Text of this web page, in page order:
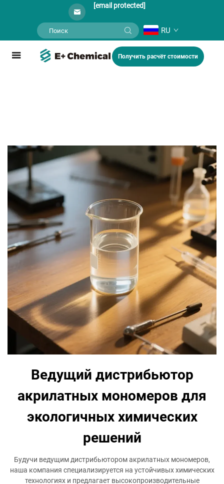
[email protected]
RU
Получить расчёт стоимости
Ведущий дистрибьютор
акрилатных мономеров для
экологичных химических
решений
Будучи ведущим дистрибьютором акрилатных мономеров,
наша компания специализируется на устойчивых химических
технологиях и предлагает высокопроизводительные